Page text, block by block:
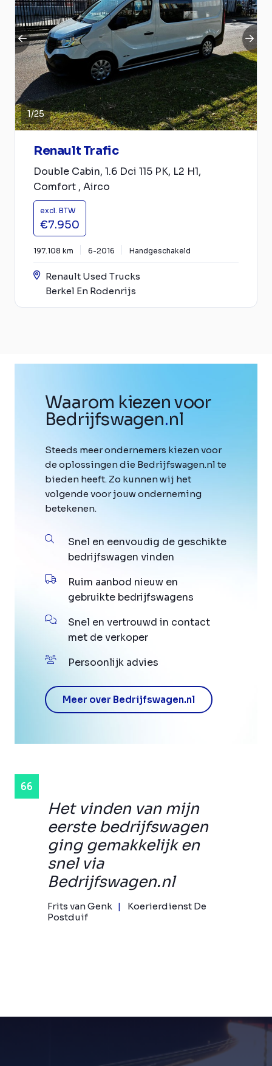
1/25
Renault Trafic
Double Cabin, 1.6 Dci 115 PK, L2 H1,
Comfort , Airco
excl. BTW
€7.950
197.108 km 6-2016 Handgeschakeld
Renault Used Trucks
Berkel En Rodenrijs
Het vinden van mijn
eerste bedrijfswagen
ging gemakkelijk en
snel via
Bedrijfswagen.nl
Frits van Genk
Koerierdienst De
Postduif
Waarom kiezen voor
Bedrijfswagen.nl
Steeds meer ondernemers kiezen voor
de oplossingen die Bedrijfswagen.nl te
bieden heeft. Zo kunnen wij het
volgende voor jouw onderneming
betekenen.
Snel en eenvoudig de geschikte
bedrijfswagen vinden
Ruim aanbod nieuw en
gebruikte bedrijfswagens
Snel en vertrouwd in contact
met de verkoper
Persoonlijk advies
Meer over Bedrijfswagen.nl